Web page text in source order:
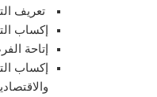
تعريف
إكساب
إتاحة
إكساب